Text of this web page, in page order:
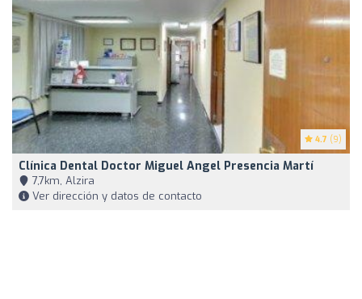
4.7 (9)
Clínica Dental Doctor Miguel Angel Presencia Martí
7,7km, Alzira
Ver dirección y datos de contacto